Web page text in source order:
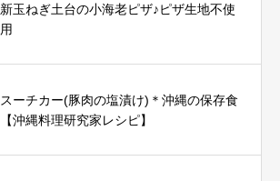
新玉ねぎ土台の小海老ピザ♪ピザ生地不使
用
スーチカー(豚肉の塩漬け)＊沖縄の保存食
【沖縄料理研究家レシピ】